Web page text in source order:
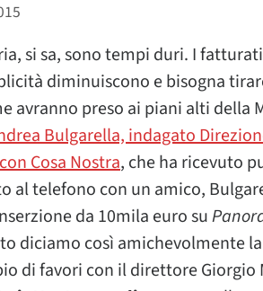
si sa, sono tempi duri. I
diminuiscono e bisogna
avranno preso ai piani alti della
Bulgarella, indagato
Cosa Nostra, che ha ricevuto
al telefono con un amico,
da 10mila euro su
diciamo così amichevolmente
di favori con il direttore Giorgio